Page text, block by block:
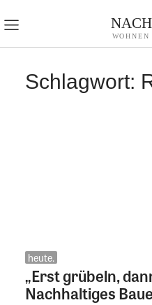
Schlagwort:
heute.
„Erst grübeln,
Nachhaltiges